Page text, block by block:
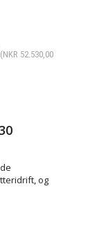
(NKR 52.530,00
og